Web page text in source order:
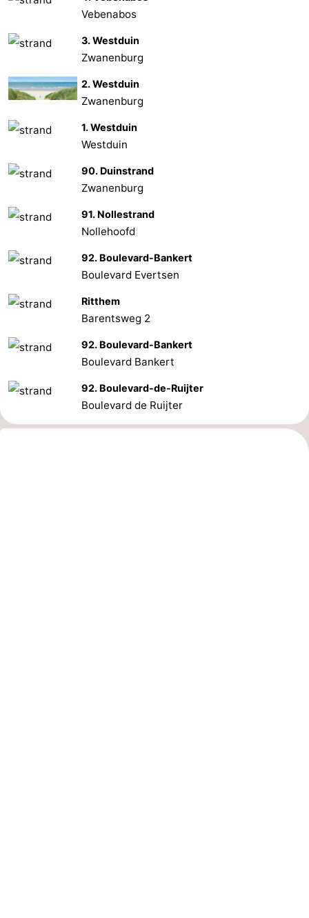
Nieuwvliet
-
Sluis
-
Nature
Het
Météo
Contact
Vebenabos
3. Westduin
Zwanenburg
2. Westduin
Zwanenburg
1. Westduin
Westduin
90. Duinstrand
Zwanenburg
91. Nollestrand
Nollehoofd
92. Boulevard-Bankert
Boulevard Evertsen
Ritthem
Barentsweg 2
92. Boulevard-Bankert
Boulevard Bankert
92. Boulevard-de-Ruijter
Boulevard de Ruijter